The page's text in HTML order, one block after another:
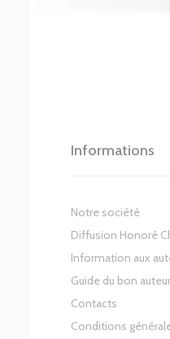
Informations
Notre société
Diffusion Honoré
Information aux
Guide du bon auteur
Contacts
Conditions